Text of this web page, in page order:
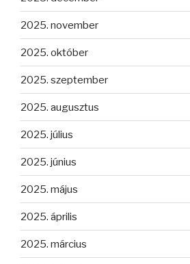
2025. november
2025. október
2025. szeptember
2025. augusztus
2025. július
2025. június
2025. május
2025. április
2025. március